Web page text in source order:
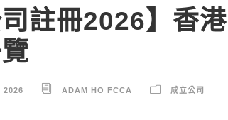
司註冊2026】香
2026 ADAM HO FCCA 成立公司